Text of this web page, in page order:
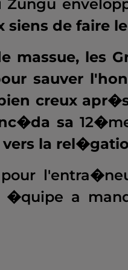
Zungu
de faire
massue, les
sauver
creux
sa
la
�quipe a